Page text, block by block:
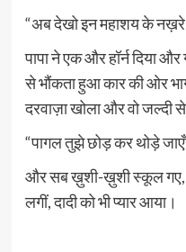
“अब देखो इन महाशय के
पापा ने एक और हॉर्न दिया
से भौंकता हुआ कार की ओर
दरवाज़ा खोला और वो जल्दी
“पागल तुझे छोड़ कर थोड़े
और सब ख़ुशी-ख़ुशी स्कूल गए,
लगीं, दादी को भी प्यार आया।